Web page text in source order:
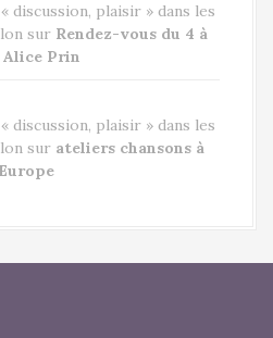
discussion, plaisir » dans les
sur Rendez-vous du 4 à
Alice Prin
discussion, plaisir » dans les
sur ateliers chansons à